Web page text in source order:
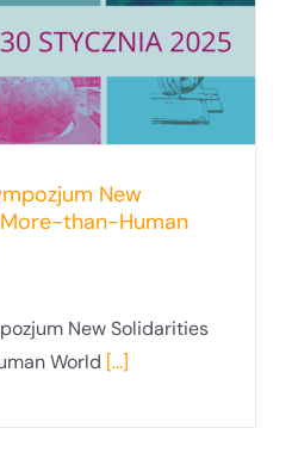
New
than-Human
New Solidarities
World [...]